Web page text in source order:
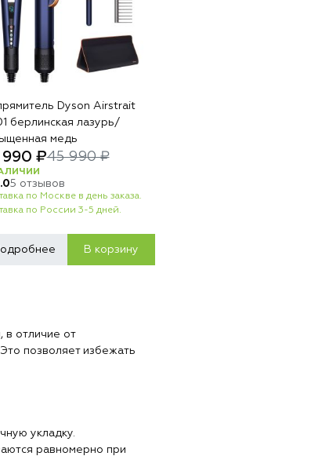
Dyson Airstrait
берлинская лазурь/
медь
990 ₽45 990 ₽
5 отзывов
по Москве в день заказа.
по России 3-5 дней.
В корзину
в отличие от
позволяет избежать
укладку.
равномерно при